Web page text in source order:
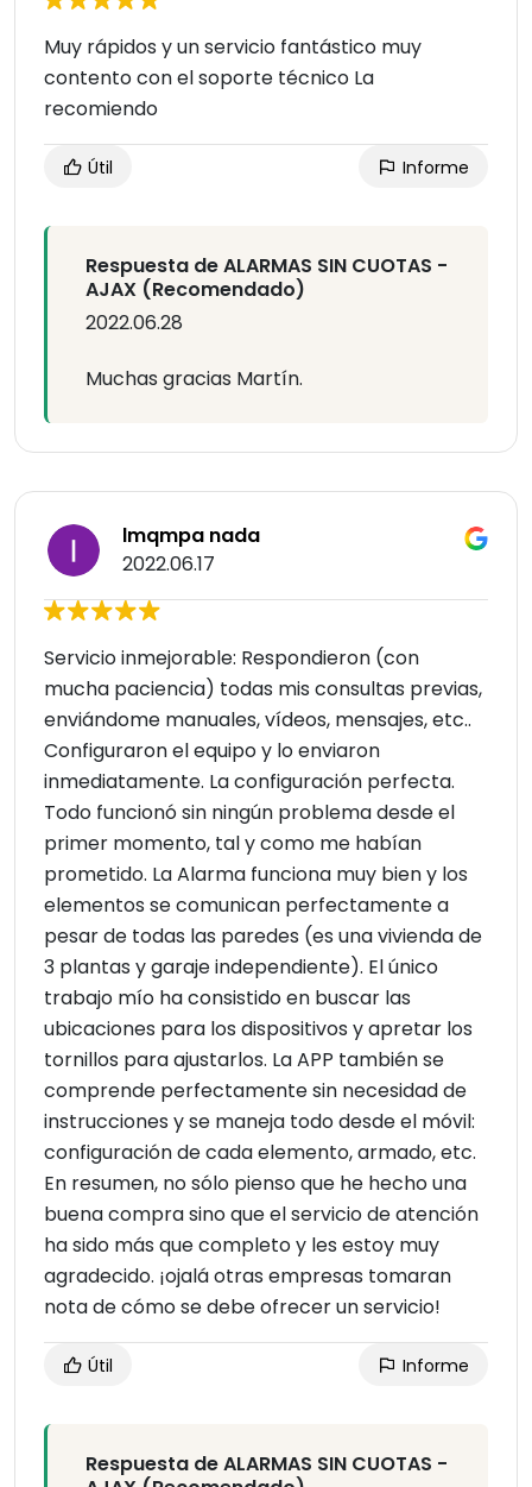
Muy rápidos y un servicio fantástico muy
contento con el soporte técnico La
recomiendo
Útil Informe
Respuesta de ALARMAS SIN CUOTAS -
AJAX (Recomendado)
2022.06.28
Muchas gracias Martín.
lmqmpa nada
2022.06.17
Servicio inmejorable: Respondieron (con
mucha paciencia) todas mis consultas previas,
enviándome manuales, vídeos, mensajes, etc..
Configuraron el equipo y lo enviaron
inmediatamente. La configuración perfecta.
Todo funcionó sin ningún problema desde el
primer momento, tal y como me habían
prometido. La Alarma funciona muy bien y los
elementos se comunican perfectamente a
pesar de todas las paredes (es una vivienda de
3 plantas y garaje independiente). El único
trabajo mío ha consistido en buscar las
ubicaciones para los dispositivos y apretar los
tornillos para ajustarlos. La APP también se
comprende perfectamente sin necesidad de
instrucciones y se maneja todo desde el móvil:
configuración de cada elemento, armado, etc.
En resumen, no sólo pienso que he hecho una
buena compra sino que el servicio de atención
ha sido más que completo y les estoy muy
agradecido. ¡ojalá otras empresas tomaran
nota de cómo se debe ofrecer un servicio!
Útil Informe
Respuesta de ALARMAS SIN CUOTAS -